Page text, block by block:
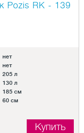
Pozis RK - 139
нет
нет
205 л
130 л
185 см
60 см
Купить